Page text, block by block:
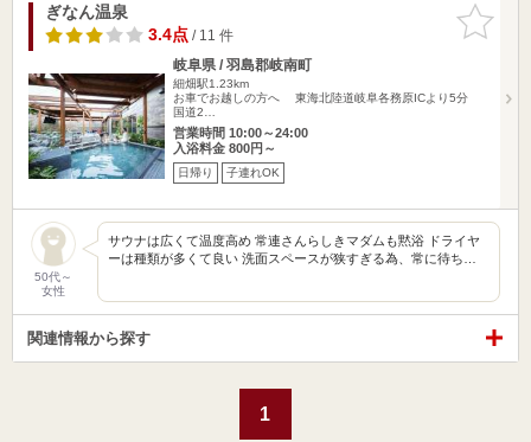
お気に入
りに追加
ぎなん温泉
3.4点/ 11 件
岐阜県 / 羽島郡岐南町
細畑駅1.23km
お車でお越しの方へ 東海北陸道岐阜各務原ICより5分
国道2…
営業時間 10:00～24:00
入浴料金 800円～
日帰り 子連れOK
50代～
女性
サウナは広くて温度高め 常連さんらしきマダムも黙浴 ドライヤ
ーは種類が多くて良い 洗面スペースが狭すぎる為、常に待ち…
関連情報から探す
1